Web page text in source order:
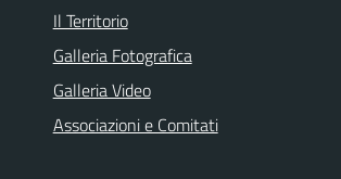
Il Territorio
Galleria Fotografica
Galleria Video
Associazioni e Comitati